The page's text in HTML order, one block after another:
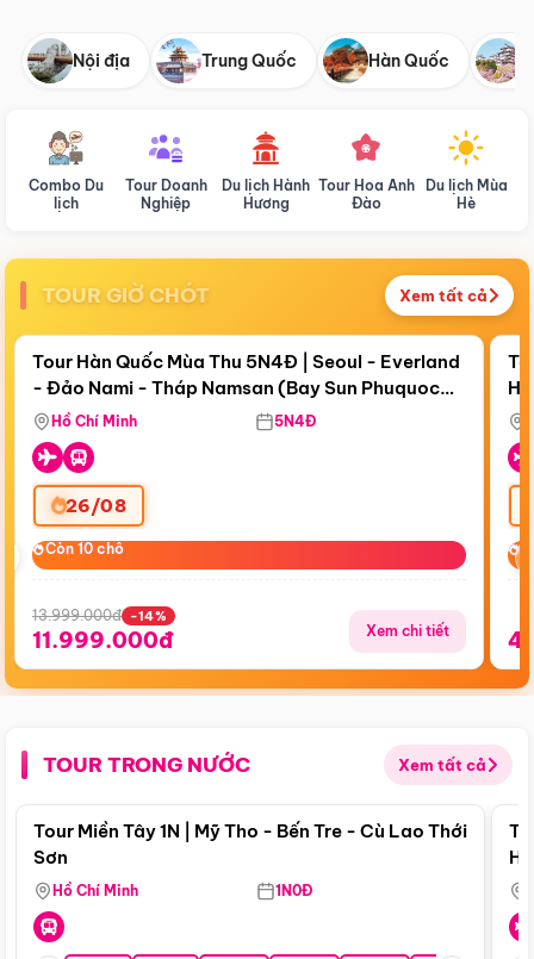
Nội địa Trung Quốc Hàn Quốc
Combo Du
lịch
Tour Doanh
Nghiệp
Du lịch Hành
Hương
Tour Hoa Anh
Đào
Du lịch Mùa
Hè
TOUR GIỜ CHÓT Xem tất cả
Còn19 ngày 04:14:43
Điểm nổi bật
Tour Hàn Quốc Mùa Thu 5N4Đ | Seoul - Everland
- Đảo Nami - Tháp Namsan (Bay Sun Phuquoc
Airways)
Hồ Chí Minh 5N4Đ
26/08
Còn 10 chỗ
Còn 10 chỗ
13.999.000đ -14%
11.999.000đ Xem chi tiết
TOUR TRONG NƯỚC Xem tất cả
Điểm nổi bật
Tour Miền Tây 1N | Mỹ Tho - Bến Tre - Cù Lao Thới
Sơn
Hồ Chí Minh 1N0Đ